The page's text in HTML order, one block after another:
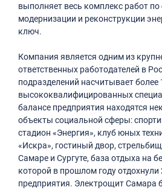
выполняет весь комплекс работ по
модернизации и реконструкции
ключ.
Компания является одним из
ответственных работодателей в
подразделений насчитывает более
высококвалифицированных
балансе предприятия находятся
объекты социальной сферы:
стадион «Энергия», клуб юных
«Искра», гостиный двор,
Самаре и Сургуте, база отдыха на
которой в прошлом году отдохнули
предприятия. Электрощит Самара